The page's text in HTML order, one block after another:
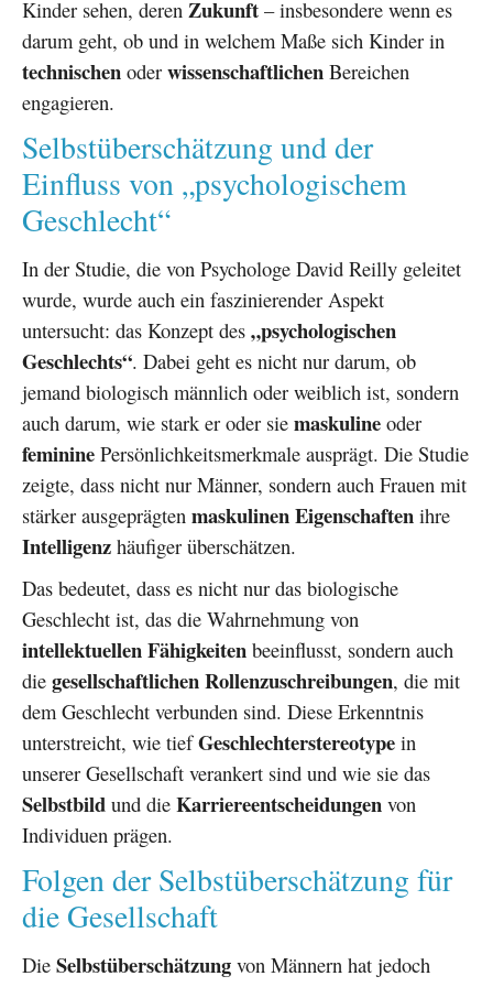
Kinder sehen, deren Zukunft – insbesondere wenn es
darum geht, ob und in welchem Maße sich Kinder in
technischen oder wissenschaftlichen Bereichen
engagieren.
Selbstüberschätzung und der
Einfluss von „psychologischem
Geschlecht“
In der Studie, die von Psychologe David Reilly geleitet
wurde, wurde auch ein faszinierender Aspekt
untersucht: das Konzept des „psychologischen
Geschlechts“. Dabei geht es nicht nur darum, ob
jemand biologisch männlich oder weiblich ist, sondern
auch darum, wie stark er oder sie maskuline oder
feminine Persönlichkeitsmerkmale ausprägt. Die Studie
zeigte, dass nicht nur Männer, sondern auch Frauen mit
stärker ausgeprägten maskulinen Eigenschaften ihre
Intelligenz häufiger überschätzen.
Das bedeutet, dass es nicht nur das biologische
Geschlecht ist, das die Wahrnehmung von
intellektuellen Fähigkeiten beeinflusst, sondern auch
die gesellschaftlichen Rollenzuschreibungen, die mit
dem Geschlecht verbunden sind. Diese Erkenntnis
unterstreicht, wie tiefGeschlechterstereotype in
unserer Gesellschaft verankert sind und wie sie das
Selbstbild und die Karriereentscheidungen von
Individuen prägen.
Folgen der Selbstüberschätzung für
die Gesellschaft
Die Selbstüberschätzung von Männern hat jedoch